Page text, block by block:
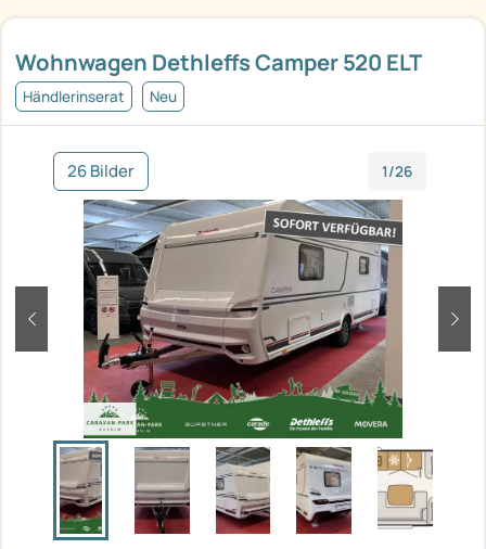
Wohnwagen Dethleffs Camper 520 ELT
Händlerinserat Neu
26 Bilder 1/26
zurück